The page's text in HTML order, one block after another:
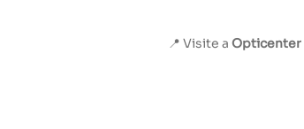
📍 Visite a Opticenter